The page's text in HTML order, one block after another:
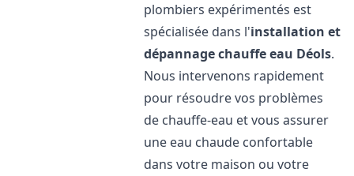
plombiers expérimentés est
spécialisée dans l'installation et
dépannage chauffe eau Déols.
Nous intervenons rapidement
pour résoudre vos problèmes
de chauffe-eau et vous assurer
une eau chaude confortable
dans votre maison ou votre